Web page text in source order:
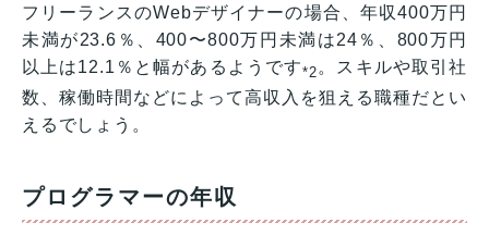
フリーランスのWebデザイナーの場合、年収400万円
未満が23.6％、400〜800万円未満は24％、800万円
以上は12.1％と幅があるようです*2 。スキルや取引社
数、稼働時間などによって高収入を狙える職種だとい
えるでしょう。
プログラマーの年収